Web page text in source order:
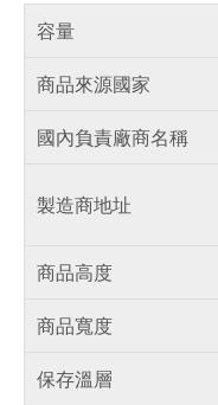
容量
商品來源國家
國內負責廠商名稱
製造商地址
商品高度
商品寬度
保存溫層